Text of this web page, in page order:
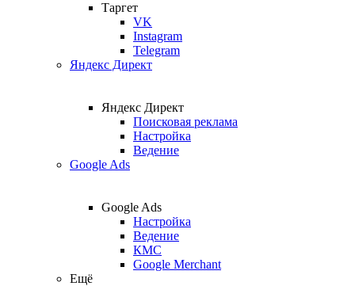
Таргет
VK
Instagram
Telegram
Яндекс Директ
Яндекс Директ
Поисковая реклама
Настройка
Ведение
Google Ads
Google Ads
Настройка
Ведение
КМС
Google Merchant
Ещё